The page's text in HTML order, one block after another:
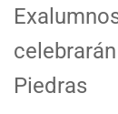
Piedras